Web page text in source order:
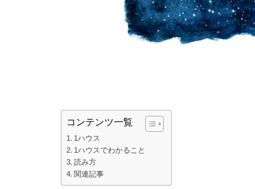
コンテンツ一覧
1ハウス
1ハウスでわかること
読み方
関連記事